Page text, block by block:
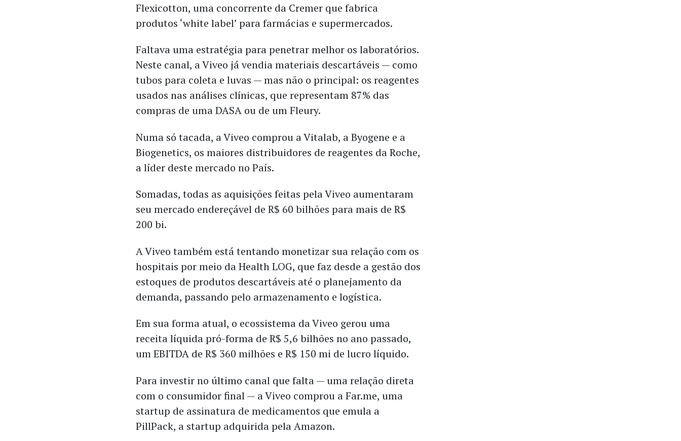
Flexicotton, uma concorrente da Cremer que fabrica
produtos ‘white label’ para farmácias e supermercados.
Faltava uma estratégia para penetrar melhor os laboratórios.
Neste canal, a Viveo já vendia materiais descartáveis — como
tubos para coleta e luvas — mas não o principal: os reagentes
usados nas análises clínicas, que representam 87% das
compras de uma DASA ou de um Fleury.
Numa só tacada, a Viveo comprou a Vitalab, a Byogene e a
Biogenetics, os maiores distribuidores de reagentes da Roche,
a líder deste mercado no País.
Somadas, todas as aquisições feitas pela Viveo aumentaram
seu mercado endereçável de R$ 60 bilhões para mais de R$
200 bi.
A Viveo também está tentando monetizar sua relação com os
hospitais por meio da Health LOG, que faz desde a gestão dos
estoques de produtos descartáveis até o planejamento da
demanda, passando pelo armazenamento e logística.
Em sua forma atual, o ecossistema da Viveo gerou uma
receita líquida pró-forma de R$ 5,6 bilhões no ano passado,
um EBITDA de R$ 360 milhões e R$ 150 mi de lucro líquido.
Para investir no último canal que falta — uma relação direta
com o consumidor final — a Viveo comprou a Far.me, uma
startup de assinatura de medicamentos que emula a
PillPack, a startup adquirida pela Amazon.